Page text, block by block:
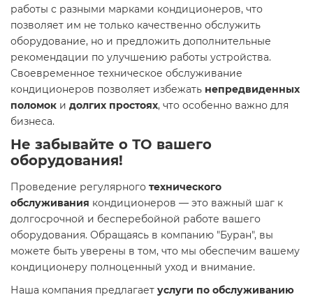
работы с разными марками кондиционеров, что
позволяет им не только качественно обслужить
оборудование, но и предложить дополнительные
рекомендации по улучшению работы устройства.
Своевременное техническое обслуживание
кондиционеров позволяет избежать непредвиденных
поломок и долгих простоях, что особенно важно для
бизнеса.
Не забывайте о ТО вашего
оборудования!
Проведение регулярного технического
обслуживания кондиционеров — это важный шаг к
долгосрочной и бесперебойной работе вашего
оборудования. Обращаясь в компанию "Буран", вы
можете быть уверены в том, что мы обеспечим вашему
кондиционеру полноценный уход и внимание.
Наша компания предлагает услуги по обслуживанию